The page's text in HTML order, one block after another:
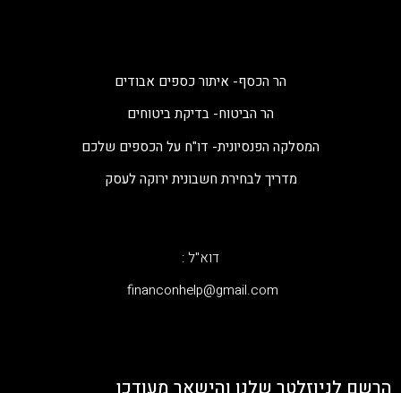
הר הכסף- איתור כספים אבודים
הר הביטוח- בדיקת ביטוחים
המסלקה הפנסיונית- דו"ח על הכספים שלכם
מדריך לבחירת חשבונית ירוקה לעסק
דוא"ל :
‫financonhelp@gmail.com‬